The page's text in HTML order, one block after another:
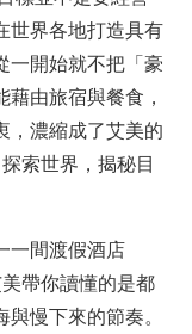
世界各地打造具有
一開始就不把「豪
由旅宿與餐食，
，濃縮成了艾美的
索世界，揭秘目
一間渡假酒店
帶你讀懂的是都
慢下來的節奏。